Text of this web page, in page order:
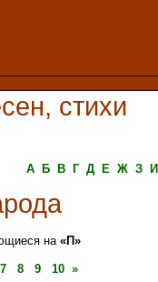
стихи
А
Б В Г Д Е Ж З И
на «П»
7 8 9 10 »